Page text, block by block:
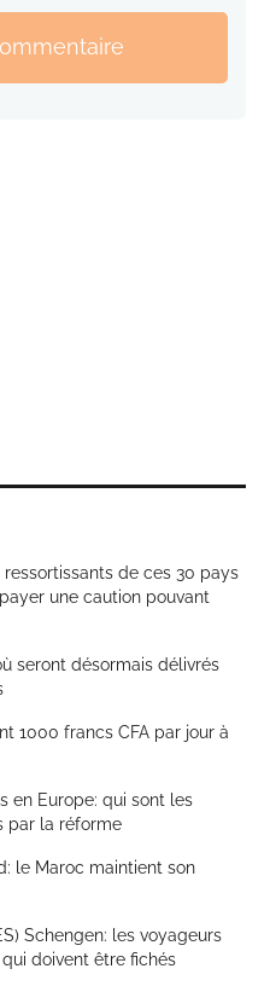
de ces 30 pays
une caution pouvant
seront désormais délivrés
1000 francs CFA par jour à
en Europe: qui sont les
par la réforme
le Maroc maintient son
Schengen: les voyageurs
doivent être fichés